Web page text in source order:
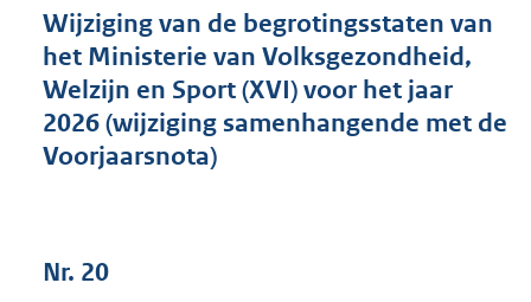
d
s
g
r
o
Wijziging van de begrotingsstaten van
het Ministerie van Volksgezondheid,
Welzijn en Sport (XVI) voor het jaar
2026 (wijziging samenhangende met de
Voorjaarsnota)
Nr. 20